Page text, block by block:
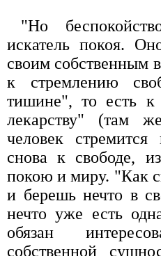
"Но
искатель покоя.
своим собственным
к стремлению
тишине", то есть к
лекарству" (там
человек
снова к свободе,
покою и миру. "Как
и берешь нечто в
нечто уже есть
обязан
собственной